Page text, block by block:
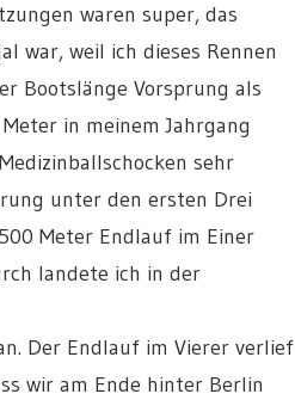
waren super, das
war, weil ich dieses Rennen
Bootslänge Vorsprung als
in meinem Jahrgang
sehr
unter den ersten Drei
Meter Endlauf im Einer
landete ich in der
Der Endlauf im Vierer verlief
wir am Ende hinter Berlin